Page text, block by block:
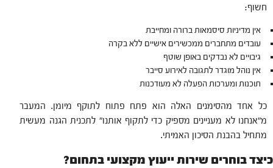
חשוף:
אין מדיניות סיסמאות ברורה ומחייבת
עובדים מתחברים ממכשירים אישיים ללא בקרה
גיבויים לא נבדקים באופן שוטף
אין נוהל מוגדר לתגובה לאירוע סייבר
תוכנות ומערכות הפעלה לא מעודכנות
כל אחד מהסימנים האלה הוא פתח פתוח לתוקף מיומן. המעבר
מ”אנחנו לא מעניינים מספיק כדי לתקוף אותנו” לתכנית הגנה מעשית
מתחיל בהבנת הסיכון האמיתי.
כיצד בוחרים שירות ייעוץ מקצועי בתחום?